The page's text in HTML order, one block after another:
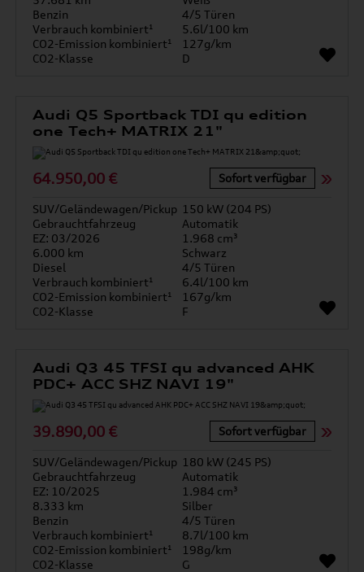
Benzin
4/5 Türen
Verbrauch kombiniert¹
5.6l/100 km
CO2-Emission kombiniert¹
127g/km
CO2-Klasse
D
Audi Q5 Sportback TDI qu edition
one Tech+ MATRIX 21"
64.950,00 € Sofort verfügbar
SUV/Geländewagen/Pickup 150 kW (204 PS)
Gebrauchtfahrzeug
Automatik
EZ: 03/2026
1.968 cm³
6.000 km
Schwarz
Diesel
4/5 Türen
Verbrauch kombiniert¹
6.4l/100 km
CO2-Emission kombiniert¹
167g/km
CO2-Klasse
F
Audi Q3 45 TFSI qu advanced AHK
PDC+ ACC SHZ NAVI 19"
39.890,00 € Sofort verfügbar
SUV/Geländewagen/Pickup 180 kW (245 PS)
Gebrauchtfahrzeug
Automatik
EZ: 10/2025
1.984 cm³
8.333 km
Silber
Benzin
4/5 Türen
Verbrauch kombiniert¹
8.7l/100 km
CO2-Emission kombiniert¹
198g/km
CO2-Klasse
G